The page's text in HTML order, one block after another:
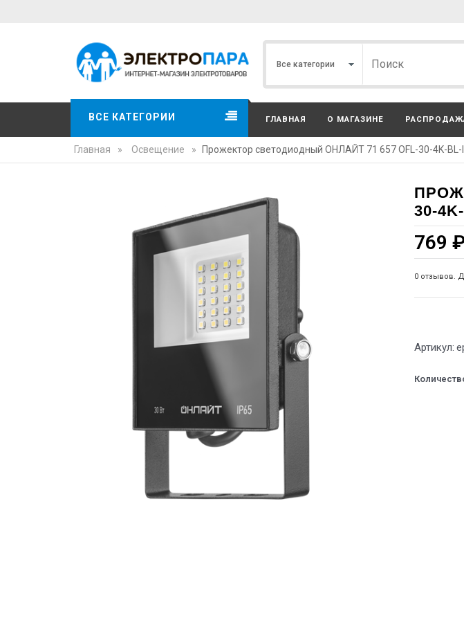
ВСЕ КАТЕГОРИИ ГЛАВНАЯ О МАГАЗИНЕ
Главная » Освещение » Прожектор светодиодный ОНЛАЙТ 71 657 OFL-30-4K-BL-
30-
769
0 отзывов.
Артикул: